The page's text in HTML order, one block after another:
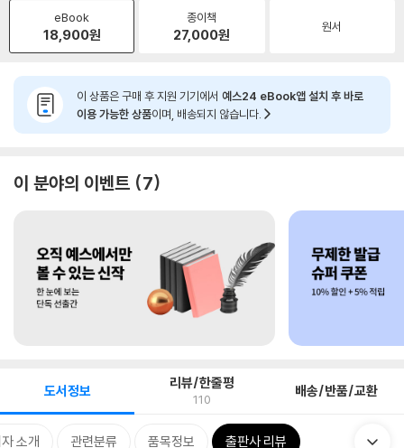
eBook
18,900원
종이책
27,000원 원서
이 상품은 구매 후 지원 기기에서 예스24 eBook앱 설치 후 바로
이용 가능한 상품이며, 배송되지 않습니다.
이 분야의 이벤트 7
도서정보 리뷰/한줄평
110 배송/반품/교환
소개 관련분류 품목정보 출판사 리뷰